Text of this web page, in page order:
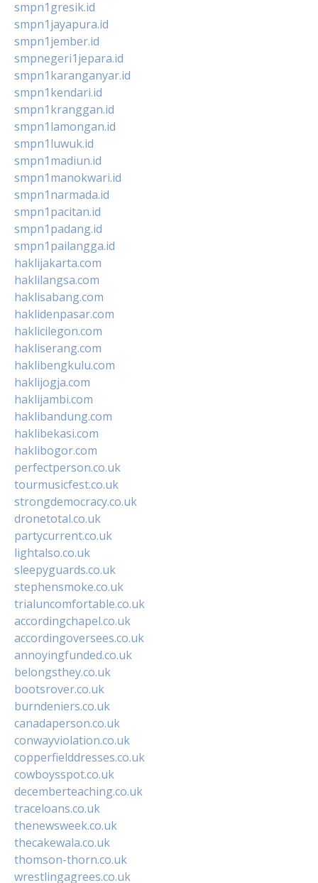
smpn1gresik.id
smpn1jayapura.id
smpn1jember.id
smpnegeri1jepara.id
smpn1karanganyar.id
smpn1kendari.id
smpn1kranggan.id
smpn1lamongan.id
smpn1luwuk.id
smpn1madiun.id
smpn1manokwari.id
smpn1narmada.id
smpn1pacitan.id
smpn1padang.id
smpn1pailangga.id
haklijakarta.com
haklilangsa.com
haklisabang.com
haklidenpasar.com
haklicilegon.com
hakliserang.com
haklibengkulu.com
haklijogja.com
haklijambi.com
haklibandung.com
haklibekasi.com
haklibogor.com
perfectperson.co.uk
tourmusicfest.co.uk
strongdemocracy.co.uk
dronetotal.co.uk
partycurrent.co.uk
lightalso.co.uk
sleepyguards.co.uk
stephensmoke.co.uk
trialuncomfortable.co.uk
accordingchapel.co.uk
accordingoversees.co.uk
annoyingfunded.co.uk
belongsthey.co.uk
bootsrover.co.uk
burndeniers.co.uk
canadaperson.co.uk
conwayviolation.co.uk
copperfielddresses.co.uk
cowboysspot.co.uk
decemberteaching.co.uk
traceloans.co.uk
thenewsweek.co.uk
thecakewala.co.uk
thomson-thorn.co.uk
wrestlingagrees.co.uk